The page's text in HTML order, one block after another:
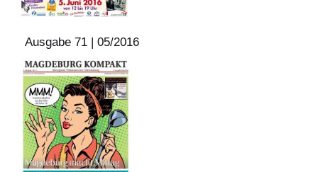
Ausgabe 71 | 05/2016